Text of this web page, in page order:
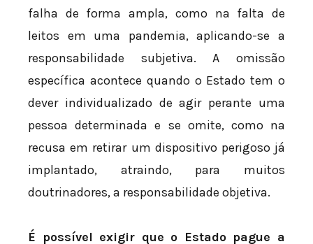
falha de forma ampla, como na falta de
leitos em uma pandemia, aplicando-se a
responsabilidade subjetiva. A omissão
específica acontece quando o Estado tem o
dever individualizado de agir perante uma
pessoa determinada e se omite, como na
recusa em retirar um dispositivo perigoso já
implantado, atraindo, para muitos
doutrinadores, a responsabilidade objetiva.
É possível exigir que o Estado pague a